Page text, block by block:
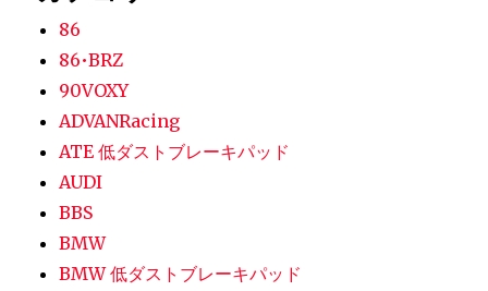
86
86•BRZ
90VOXY
ADVANRacing
ATE 低ダストブレーキパッド
AUDI
BBS
BMW
BMW 低ダストブレーキパッド